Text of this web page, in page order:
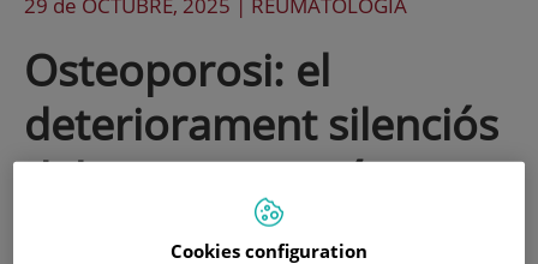
Osteoporosi: el
deteriorament silenciós
dels ossos que sí que es
pot prevenir i tractar
Cookies configuration